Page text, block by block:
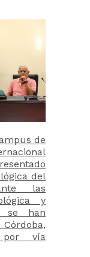
de
del
las
y
se han
por vía